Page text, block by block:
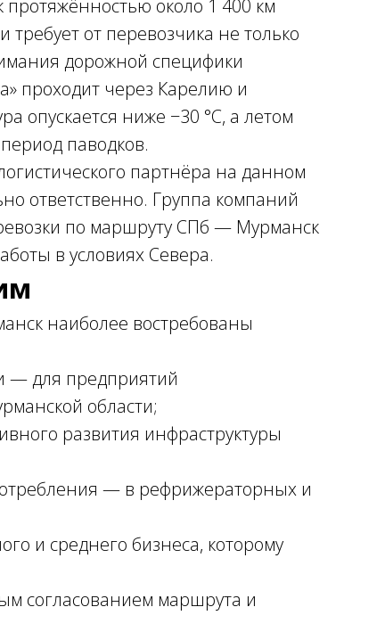
около 1 400 км
требует от перевозчика не только
дорожной специфики
проходит через Карелию и
опускается ниже −30 °C, а летом
паводков.
партнёра на данном
ответственно. Группа компаний
по маршруту СПб — Мурманск
в условиях Севера.
наиболее востребованы
— для предприятий
области;
развития инфраструктуры
— в рефрижераторных и
и среднего бизнеса, которому
согласованием маршрута и